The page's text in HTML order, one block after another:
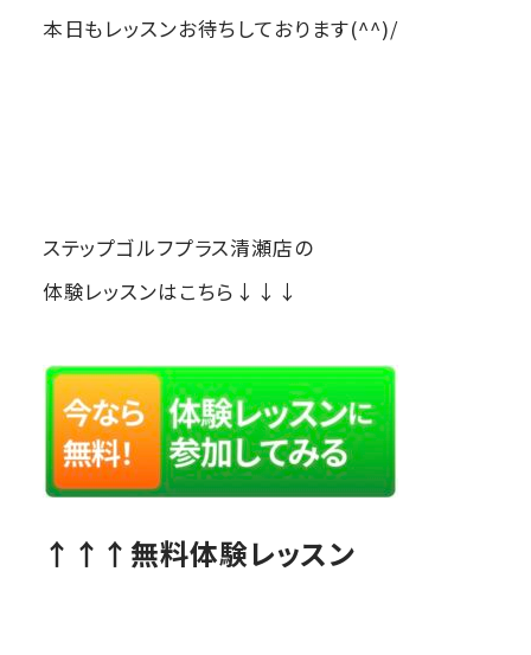
本日もレッスンお待ちしております(^^)/
ステップゴルフプラス清瀬店の
体験レッスンはこちら↓↓↓
↑↑↑無料体験レッスン